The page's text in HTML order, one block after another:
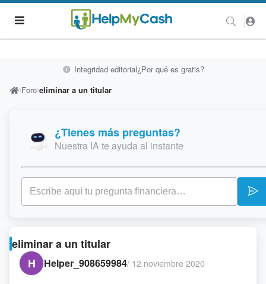
Integridad editorial¿Por qué es gratis?
Foro eliminar a un titular
¿Tienes más preguntas?
Nuestra IA te ayuda al instante
eliminar a un titular
H
Helper_908659984/ 12 noviembre 2020